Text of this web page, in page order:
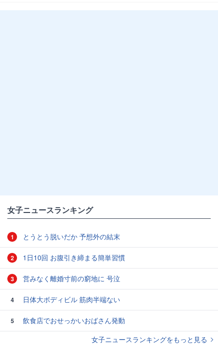
女子ニュースランキング
1 とうとう脱いだか 予想外の結末
2 1日10回 お腹引き締まる簡単習慣
3 営みなく離婚寸前の窮地に 号泣
4 日体大ボディビル 筋肉半端ない
5
飲食店でおせっかいおばさん発動
女子ニュースランキングをもっと見る